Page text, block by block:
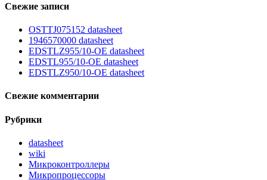
Свежие записи
OSTTJ075152 datasheet
1946570000 datasheet
EDSTLZ955/10-OE datasheet
EDSTL955/10-OE datasheet
EDSTLZ950/10-OE datasheet
Свежие комментарии
Рубрики
datasheet
wiki
Микроконтроллеры
Микропроцессоры